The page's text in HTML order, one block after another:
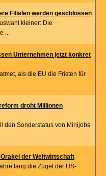
Filialen werden geschlossen
kleiner: Die
...
Unternehmen jetzt konkret
als die EU die Fristen für
droht Millionen
den Sonderstatus von Minijobs
der Weltwirtschaft
lang die Zügel der US-